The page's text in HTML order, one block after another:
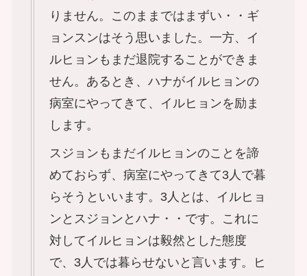
りません。このままではまずい・・ギ
ョンスンはそう思いました。一方、イ
ルヒョンもまだ退院することができま
せん。あるとき、ハナがイルヒョンの
病室にやってきて、イルヒョンを励ま
します。
スジョンもまだイルヒョンのことを諦
めておらず、病室にやってきて3人で暮
らそうといいます。3人とは、イルヒョ
ンとスジョンとハナ・・です。これに
対してイルヒョンは毅然とした態度
で、3人では暮らせないと言います。ヒ